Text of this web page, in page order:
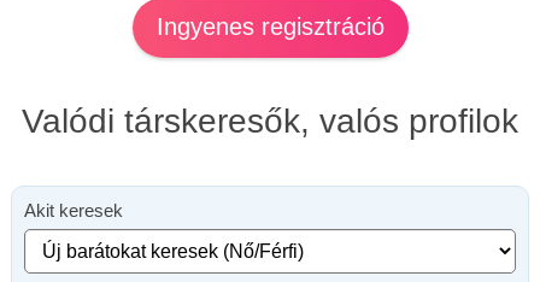
Ingyenes regisztráció
Valódi társkeresők, valós profilok
Akit keresek